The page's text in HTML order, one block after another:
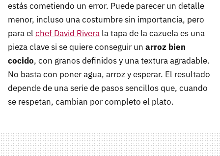
estás cometiendo un error. Puede parecer un detalle
menor, incluso una costumbre sin importancia, pero
para el chef David Rivera la tapa de la cazuela es una
pieza clave si se quiere conseguir un arroz bien
cocido, con granos definidos y una textura agradable.
No basta con poner agua, arroz y esperar. El resultado
depende de una serie de pasos sencillos que, cuando
se respetan, cambian por completo el plato.